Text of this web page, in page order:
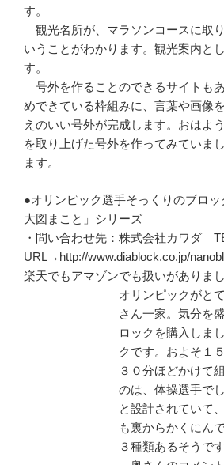
す。
観光名所が、マラソンコースに取
いうことがわかります。観光案内と
す。
号外を作ることのできるサイトも
めできている枠組みに、言葉や画像
えのいい号外が完成します。おはよ
を取り上げた号外を作ってみていま
ます。
●オリンピック選手そっくりのブロ
大図まこと」シリーズ
・問い合わせ先：株式会社カワダ
URL→http://www.diablock.co.jp/
楽天でもアマゾンでも扱いがありまし
オリンピックがと
さん一家。気分を
ロックを購入しま
クです。およそ１
３０分ほどかけて
のは、体操選手で
と設計されていて
も裏からかくにん
３種類あるそうです